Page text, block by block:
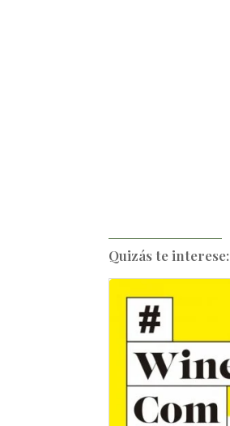
Quizás te interese: